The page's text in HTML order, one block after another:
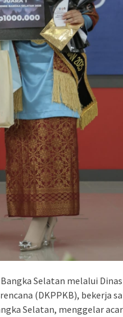
Selatan melalui Dinas
(DKPPKB), bekerja
Selatan, menggelar